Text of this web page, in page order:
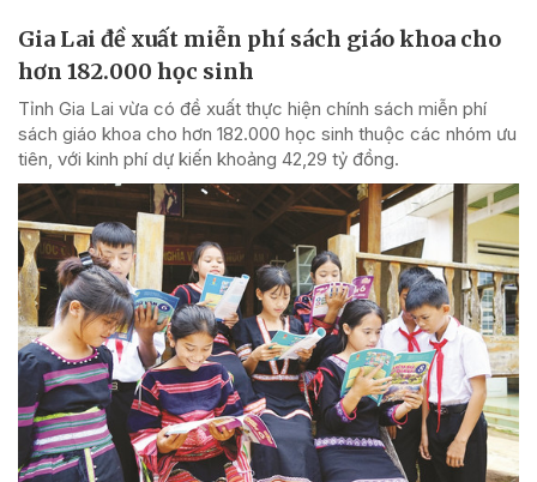
Gia Lai đề xuất miễn phí sách giáo khoa cho
hơn 182.000 học sinh
Tỉnh Gia Lai vừa có đề xuất thực hiện chính sách miễn phí
sách giáo khoa cho hơn 182.000 học sinh thuộc các nhóm ưu
tiên, với kinh phí dự kiến khoảng 42,29 tỷ đồng.